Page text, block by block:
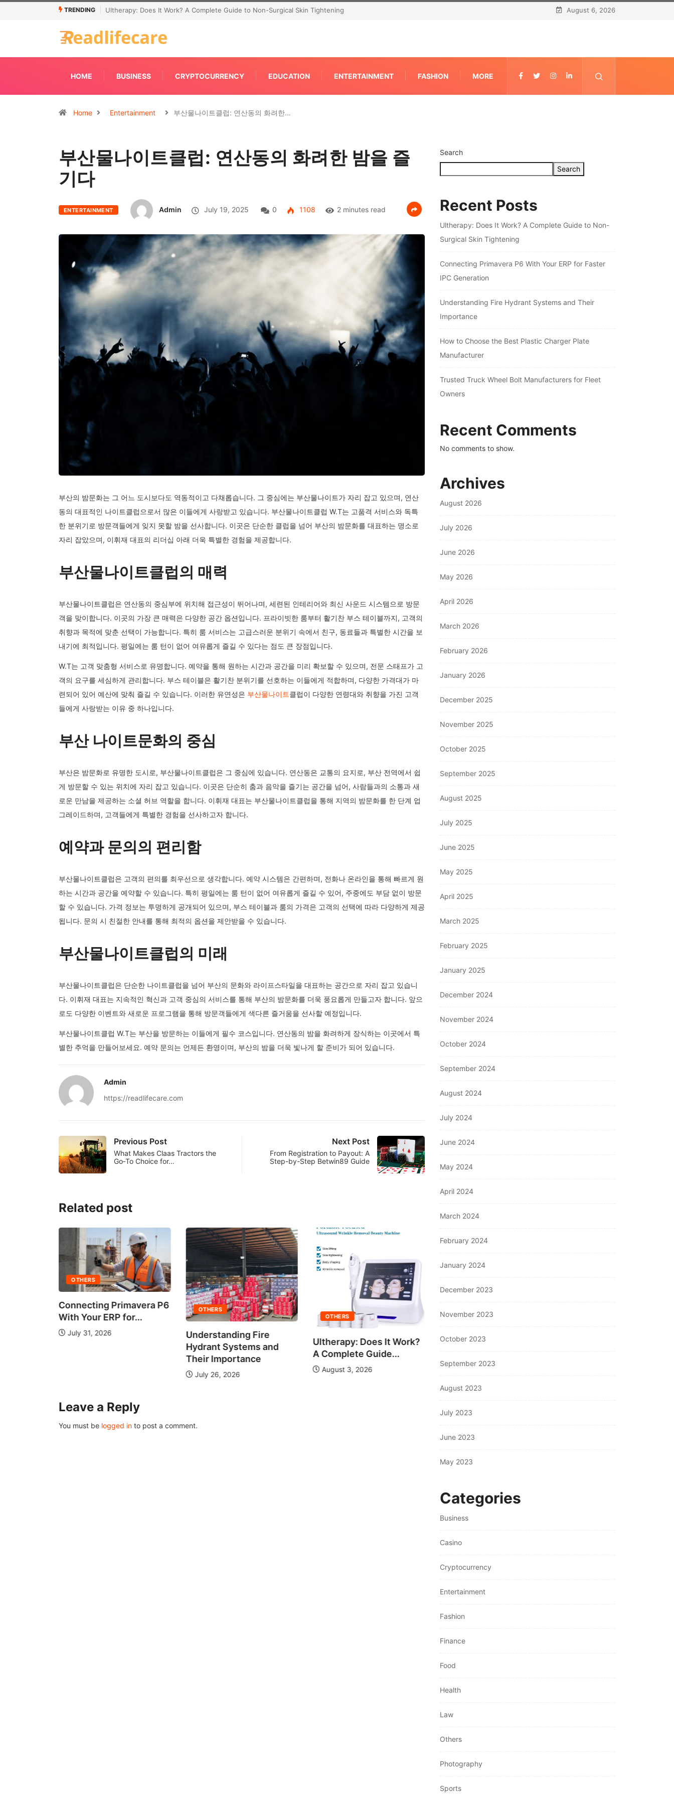
TRENDING Connecting Primavera P6 With Your ERP for Faster IPC Generation August 6, 2026
HOME BUSINESS CRYPTOCURRENCY EDUCATION ENTERTAINMENT FASHION MORE
Home Entertainment 부산물나이트클럽: 연산동의 화려한…
부산물나이트클럽: 연산동의 화려한 밤을 즐
기다
ENTERTAINMENT Admin July 19, 2025 0 1108 2 minutes read
부산의 밤문화는 그 어느 도시보다도 역동적이고 다채롭습니다. 그 중심에는 부산물나이트가 자리 잡고 있으며, 연산
동의 대표적인 나이트클럽으로서 많은 이들에게 사랑받고 있습니다. 부산물나이트클럽 W.T는 고품격 서비스와 독특
한 분위기로 방문객들에게 잊지 못할 밤을 선사합니다. 이곳은 단순한 클럽을 넘어 부산의 밤문화를 대표하는 명소로
자리 잡았으며, 이휘재 대표의 리더십 아래 더욱 특별한 경험을 제공합니다.
부산물나이트클럽의 매력
부산물나이트클럽은 연산동의 중심부에 위치해 접근성이 뛰어나며, 세련된 인테리어와 최신 사운드 시스템으로 방문
객을 맞이합니다. 이곳의 가장 큰 매력은 다양한 공간 옵션입니다. 프라이빗한 룸부터 활기찬 부스 테이블까지, 고객의
취향과 목적에 맞춘 선택이 가능합니다. 특히 룸 서비스는 고급스러운 분위기 속에서 친구, 동료들과 특별한 시간을 보
내기에 최적입니다. 평일에는 룸 턴이 없어 여유롭게 즐길 수 있다는 점도 큰 장점입니다.
W.T는 고객 맞춤형 서비스로 유명합니다. 예약을 통해 원하는 시간과 공간을 미리 확보할 수 있으며, 전문 스태프가 고
객의 요구를 세심하게 관리합니다. 부스 테이블은 활기찬 분위기를 선호하는 이들에게 적합하며, 다양한 가격대가 마
련되어 있어 예산에 맞춰 즐길 수 있습니다. 이러한 유연성은 부산물나이트클럽이 다양한 연령대와 취향을 가진 고객
들에게 사랑받는 이유 중 하나입니다.
부산 나이트문화의 중심
부산은 밤문화로 유명한 도시로, 부산물나이트클럽은 그 중심에 있습니다. 연산동은 교통의 요지로, 부산 전역에서 쉽
게 방문할 수 있는 위치에 자리 잡고 있습니다. 이곳은 단순히 춤과 음악을 즐기는 공간을 넘어, 사람들과의 소통과 새
로운 만남을 제공하는 소셜 허브 역할을 합니다. 이휘재 대표는 부산물나이트클럽을 통해 지역의 밤문화를 한 단계 업
그레이드하며, 고객들에게 특별한 경험을 선사하고자 합니다.
예약과 문의의 편리함
부산물나이트클럽은 고객의 편의를 최우선으로 생각합니다. 예약 시스템은 간편하며, 전화나 온라인을 통해 빠르게 원
하는 시간과 공간을 예약할 수 있습니다. 특히 평일에는 룸 턴이 없어 여유롭게 즐길 수 있어, 주중에도 부담 없이 방문
할 수 있습니다. 가격 정보는 투명하게 공개되어 있으며, 부스 테이블과 룸의 가격은 고객의 선택에 따라 다양하게 제공
됩니다. 문의 시 친절한 안내를 통해 최적의 옵션을 제안받을 수 있습니다.
부산물나이트클럽의 미래
부산물나이트클럽은 단순한 나이트클럽을 넘어 부산의 문화와 라이프스타일을 대표하는 공간으로 자리 잡고 있습니
다. 이휘재 대표는 지속적인 혁신과 고객 중심의 서비스를 통해 부산의 밤문화를 더욱 풍요롭게 만들고자 합니다. 앞으
로도 다양한 이벤트와 새로운 프로그램을 통해 방문객들에게 색다른 즐거움을 선사할 예정입니다.
부산물나이트클럽 W.T는 부산을 방문하는 이들에게 필수 코스입니다. 연산동의 밤을 화려하게 장식하는 이곳에서 특
별한 추억을 만들어보세요. 예약 문의는 언제든 환영이며, 부산의 밤을 더욱 빛나게 할 준비가 되어 있습니다.
Admin
https://readlifecare.com
Previous Post
What Makes Claas Tractors the
Go‑To Choice for…
Next Post
From Registration to Payout: A
Step-by-Step Betwin89 Guide
Related post
OTHERS
Connecting Primavera P6
With Your ERP for...
July 31, 2026
OTHERS
Understanding Fire
Hydrant Systems and
Their Importance
July 26, 2026
OTHERS
Ultherapy: Does It Work?
A Complete Guide...
August 3, 2026
With Your ERP for...
Leave a Reply
You must be logged in to post a comment.
Search
Search
Recent Posts
Ultherapy: Does It Work? A Complete Guide to Non-
Surgical Skin Tightening
Connecting Primavera P6 With Your ERP for Faster
IPC Generation
Understanding Fire Hydrant Systems and Their
Importance
How to Choose the Best Plastic Charger Plate
Manufacturer
Trusted Truck Wheel Bolt Manufacturers for Fleet
Owners
Recent Comments
No comments to show.
Archives
August 2026
July 2026
June 2026
May 2026
April 2026
March 2026
February 2026
January 2026
December 2025
November 2025
October 2025
September 2025
August 2025
July 2025
June 2025
May 2025
April 2025
March 2025
February 2025
January 2025
December 2024
November 2024
October 2024
September 2024
August 2024
July 2024
June 2024
May 2024
April 2024
March 2024
February 2024
January 2024
December 2023
November 2023
October 2023
September 2023
August 2023
July 2023
June 2023
May 2023
Categories
Business
Casino
Cryptocurrency
Entertainment
Fashion
Finance
Food
Health
Law
Others
Photography
Sports